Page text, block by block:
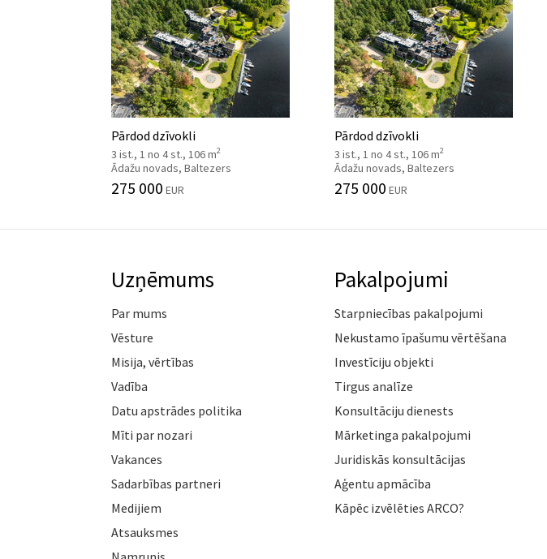
Pārdod dzīvokli
3 ist., 1 no 4 st., 106 m2
Ādažu novads, Baltezers
275 000 EUR
Pārdod dzīvokli
3 ist., 1 no 4 st., 106 m2
Ādažu novads, Baltezers
275 000 EUR
Uzņēmums
Par mums
Vēsture
Misija, vērtības
Vadība
Datu apstrādes politika
Mīti par nozari
Vakances
Sadarbības partneri
Medijiem
Atsauksmes
Pakalpojumi
Starpniecības pakalpojumi
Nekustamo īpašumu vērtēšana
Investīciju objekti
Tirgus analīze
Konsultāciju dienests
Mārketinga pakalpojumi
Juridiskās konsultācijas
Aģentu apmācība
Kāpēc izvēlēties ARCO?